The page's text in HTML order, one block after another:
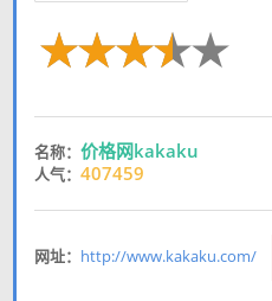
名称： 价格网kakaku
人气： 407459
网址： http://www.kakaku.com/